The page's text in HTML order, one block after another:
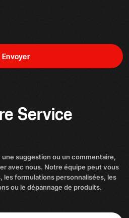
Envoyer
Service
suggestion ou un commentaire,
avec nous. Notre équipe peut vous
les formulations personnalisées, les
ou le dépannage de produits.